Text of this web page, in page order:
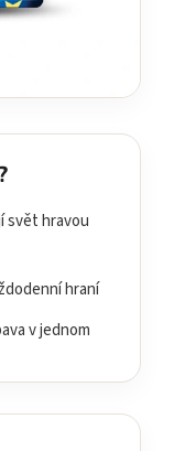
svět hravou
hraní
v jednom